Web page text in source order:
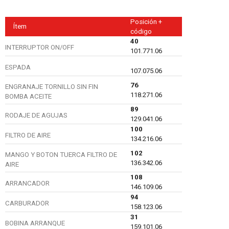
Ítem
Posición +
código
INTERRUPTOR ON/OFF
40
101.771.06
ESPADA 107.075.06
ENGRANAJE TORNILLO SIN FIN
BOMBA ACEITE
76
118.271.06
RODAJE DE AGUJAS
89
129.041.06
FILTRO DE AIRE
100
134.216.06
MANGO Y BOTON TUERCA FILTRO DE
AIRE
102
136.342.06
ARRANCADOR
108
146.109.06
CARBURADOR
94
158.123.06
BOBINA ARRANQUE
31
159.101.06